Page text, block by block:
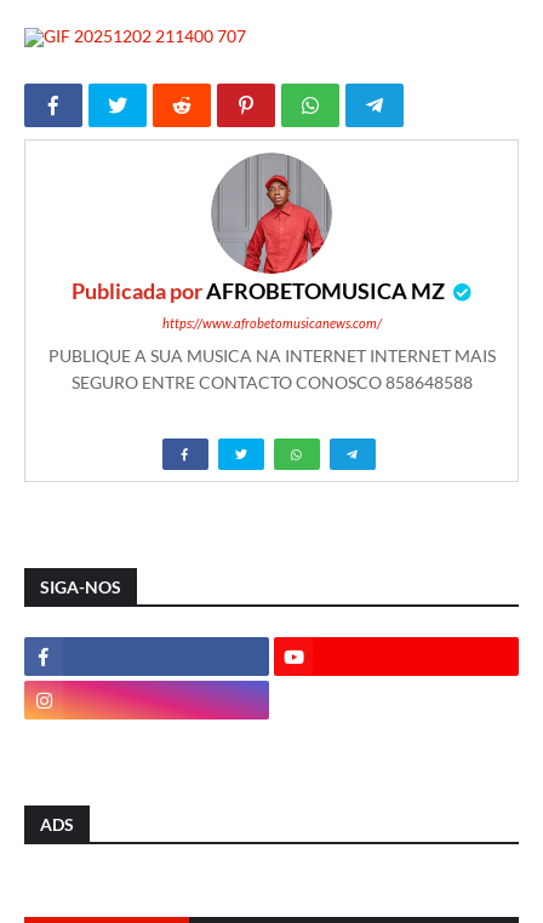
Publicada porAFROBETOMUSICA MZ
https://www.afrobetomusicanews.com/
PUBLIQUE A SUA MUSICA NA INTERNET INTERNET MAIS
SEGURO ENTRE CONTACTO CONOSCO 858648588
SIGA-NOS
ADS